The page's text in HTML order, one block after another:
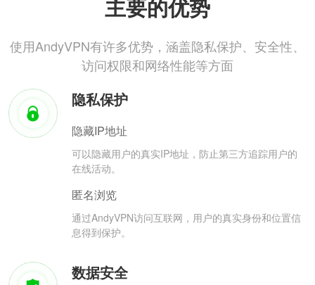
主要的优势
使用AndyVPN有许多优势，涵盖隐私保护、安全性、
访问权限和网络性能等方面
隐私保护
隐藏IP地址
可以隐藏用户的真实IP地址，防止第三方追踪用户的
在线活动。
匿名浏览
通过AndyVPN访问互联网，用户的真实身份和位置信
息得到保护。
数据安全